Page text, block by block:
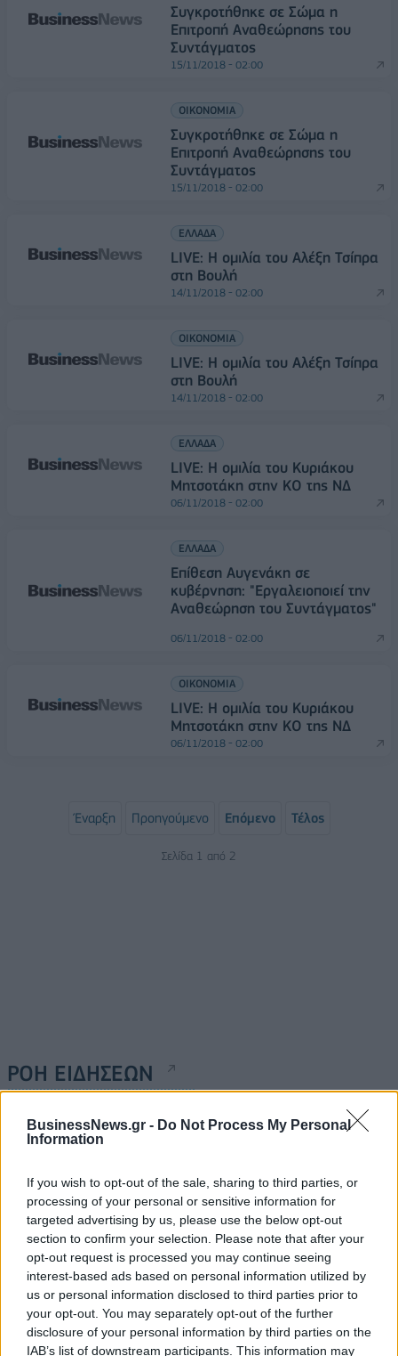
BusinessNews.gr - Do Not Process My Personal
Information
If you wish to opt-out of the sale, sharing to third parties, or
processing of your personal or sensitive information for
targeted advertising by us, please use the below opt-out
section to confirm your selection. Please note that after your
opt-out request is processed you may continue seeing
interest-based ads based on personal information utilized by
us or personal information disclosed to third parties prior to
your opt-out. You may separately opt-out of the further
disclosure of your personal information by third parties on the
IAB’s list of downstream participants. This information may
Συγκροτήθηκε σε Σώμα η
Επιτροπή Αναθεώρησης του
Συντάγματος
15/11/2018 - 02:00
ΟΙΚΟΝΟΜΙΑ
Συγκροτήθηκε σε Σώμα η
Επιτροπή Αναθεώρησης του
Συντάγματος
15/11/2018 - 02:00
ΕΛΛΑΔΑ
LIVE: Η ομιλία του Αλέξη Τσίπρα
στη Βουλή
14/11/2018 - 02:00
ΟΙΚΟΝΟΜΙΑ
LIVE: Η ομιλία του Αλέξη Τσίπρα
στη Βουλή
14/11/2018 - 02:00
ΕΛΛΑΔΑ
LIVE: Η ομιλία του Κυριάκου
Μητσοτάκη στην ΚΟ της ΝΔ
06/11/2018 - 02:00
ΕΛΛΑΔΑ
Επίθεση Αυγενάκη σε
κυβέρνηση: "Εργαλειοποιεί την
Αναθεώρηση του Συντάγματος"
06/11/2018 - 02:00
ΟΙΚΟΝΟΜΙΑ
LIVE: Η ομιλία του Κυριάκου
Μητσοτάκη στην ΚΟ της ΝΔ
06/11/2018 - 02:00
Έναρξη Προηγούμενο Επόμενο Τέλος
Σελίδα 1 από 2
ΡΟΗ ΕΙΔΗΣΕΩΝ
Χρηματιστήριο: Πτώση κατά 0,59%, στα 320,42
εκατ. ευρώ ο τζίρος
ΟΠΕΚΑ: Αύριο η δεύτερη πληρωμή των δικαιούχων
του Λογαριασμού Αγροτικής Εστίας
06/08/2026 - 17:40 ΟΙΚΟΝΟΜΙΑ
Κυβερνητική Επιτροπή Βιομηχανίας- Κ. Μητσοτάκης:
Στρατηγική προτεραιότητα η ενίσχυση της
βιομηχανίας
06/08/2026 - 17:18 ΠΟΛΙΤΙΚΗ